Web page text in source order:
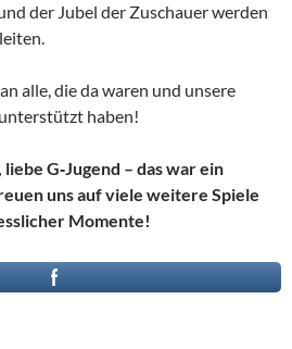
der Jubel der Zuschauer werden
alle, die da waren und unsere
haben!
G‑Jugend – das war ein
uns auf viele weitere Spiele
Momente!